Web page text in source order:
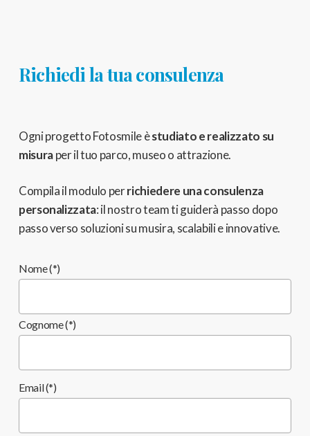
Richiedi la tua consulenza
Ogni progetto Fotosmile èstudiato e realizzato su
misuraper il tuo parco, museo o attrazione.
Compila il modulo perrichiedere una consulenza
personalizzata: il nostro team ti guiderà passo dopo
passo verso soluzioni su musira, scalabili e innovative.
Nome (*)
Cognome (*)
Email (*)